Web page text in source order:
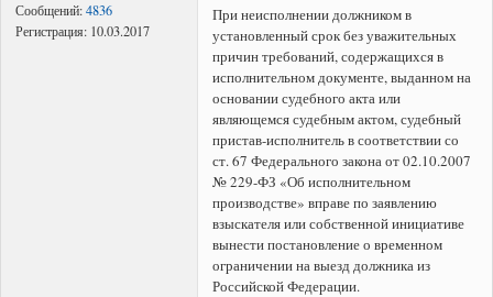
Сообщений:4836
Регистрация: 10.03.2017
При неисполнении должником в
установленный срок без уважительных
причин требований, содержащихся в
исполнительном документе, выданном на
основании судебного акта или
являющемся судебным актом, судебный
пристав-исполнитель в соответствии со
ст. 67 Федерального закона от 02.10.2007
№ 229-ФЗ «Об исполнительном
производстве» вправе по заявлению
взыскателя или собственной инициативе
вынести постановление о временном
ограничении на выезд должника из
Российской Федерации.